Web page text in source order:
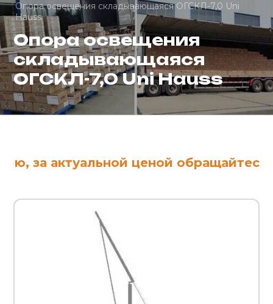
Опора освещения складывающаяся ОГСКЛ-7,0 Uni
Hauss
Опора освещения
складывающаяся
ОГСКЛ-7,0 Uni Hauss
за актуальной ценой обращайтесь